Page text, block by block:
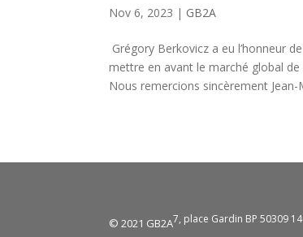
Nov 6, 2023 | GB2A
Grégory Berkovicz a eu l’honneur
mettre en avant le marché global
Nous remercions sincèrement Jean-
© 2021 GB2A7, place Gardin BP 50309